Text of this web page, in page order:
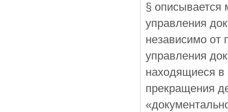
§ описывается
управления
независимо от
управления
находящиеся в
прекращения